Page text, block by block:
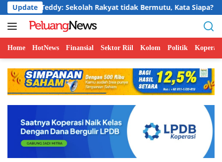
Langsung
ke
konten
Update
Sekolah Rakyat tidak Bermutu, Kata Siapa?
Home HotNews Finansial Sektor Riil Kolom Politik Koperasi